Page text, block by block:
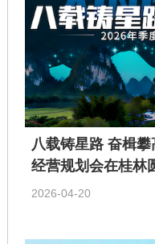
八载铸星路 奋楫
经营规划会在桂林
2026-04-20